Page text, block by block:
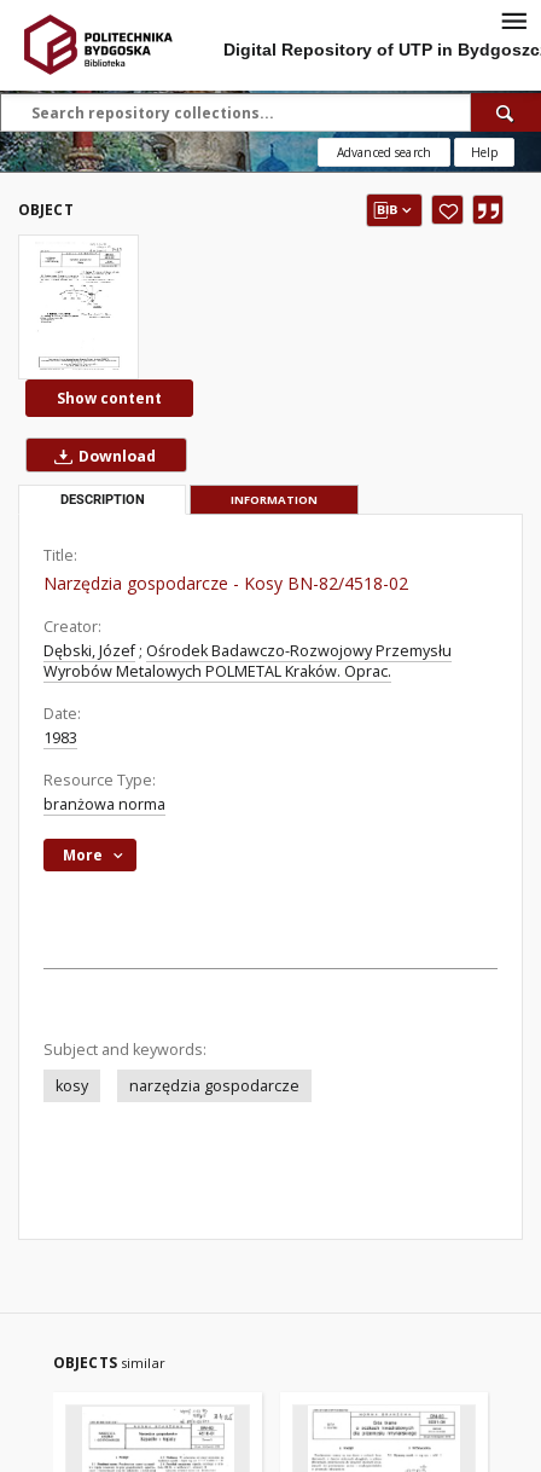
Digital Repository of UTP in
Advanced search Help
OBJECT
Show content
Download
DESCRIPTION INFORMATION
Title:
Narzędzia gospodarcze - Kosy BN-82/4518-02
Creator:
Dębski, Józef ; Ośrodek Badawczo-Rozwojowy Przemysłu
Wyrobów Metalowych POLMETAL Kraków. Oprac.
Date:
1983
Resource Type:
branżowa norma
More
Subject and keywords:
kosy
narzędzia gospodarcze
OBJECTS similar